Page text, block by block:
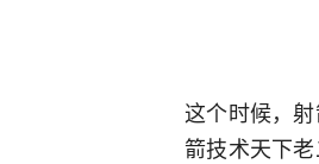
这个时候，
箭技术天下